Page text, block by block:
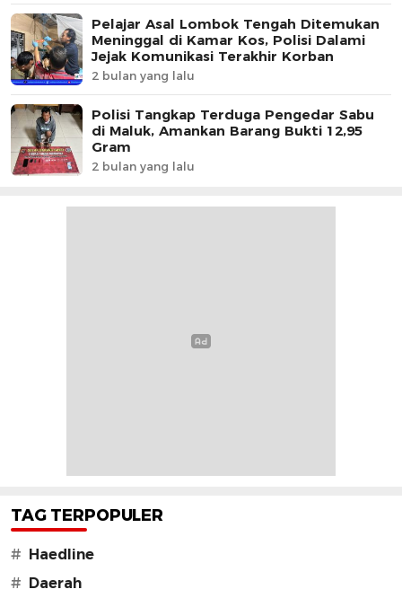
Pelajar Asal Lombok Tengah Ditemukan
Meninggal di Kamar Kos, Polisi Dalami
Jejak Komunikasi Terakhir Korban
2 bulan yang lalu
Polisi Tangkap Terduga Pengedar Sabu
di Maluk, Amankan Barang Bukti 12,95
Gram
2 bulan yang lalu
TAG TERPOPULER
# Haedline
# Daerah